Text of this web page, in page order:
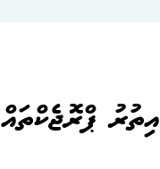
އިތުރު ޕްރޮޖެކްތައް